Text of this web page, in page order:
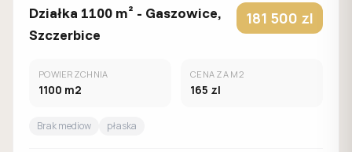
Działka 1100 m² - Gaszowice,
Szczerbice
181 500 zl
POWIERZCHNIA
1100 m2
CENA ZA M2
165 zl
Brak mediow płaska